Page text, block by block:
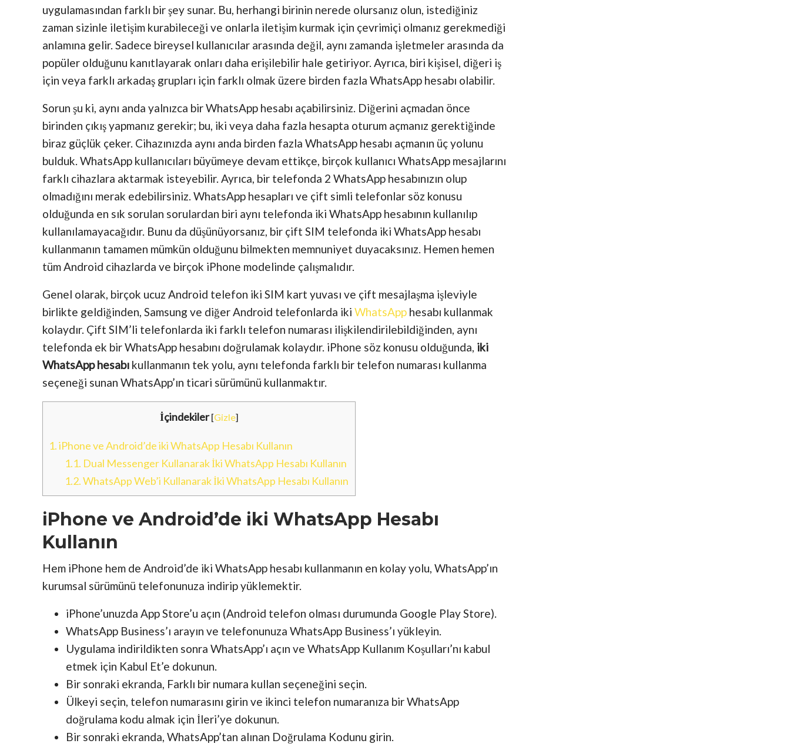
uygulamasından farklı bir şey sunar. Bu, herhangi birinin nerede olursanız olun, istediğiniz
zaman sizinle iletişim kurabileceği ve onlarla iletişim kurmak için çevrimiçi olmanız gerekmediği
anlamına gelir. Sadece bireysel kullanıcılar arasında değil, aynı zamanda işletmeler arasında da
popüler olduğunu kanıtlayarak onları daha erişilebilir hale getiriyor. Ayrıca, biri kişisel, diğeri iş
için veya farklı arkadaş grupları için farklı olmak üzere birden fazla WhatsApp hesabı olabilir.
Sorun şu ki, aynı anda yalnızca bir WhatsApp hesabı açabilirsiniz. Diğerini açmadan önce
birinden çıkış yapmanız gerekir; bu, iki veya daha fazla hesapta oturum açmanız gerektiğinde
biraz güçlük çeker. Cihazınızda aynı anda birden fazla WhatsApp hesabı açmanın üç yolunu
bulduk. WhatsApp kullanıcıları büyümeye devam ettikçe, birçok kullanıcı WhatsApp mesajlarını
farklı cihazlara aktarmak isteyebilir. Ayrıca, bir telefonda 2 WhatsApp hesabınızın olup
olmadığını merak edebilirsiniz. WhatsApp hesapları ve çift simli telefonlar söz konusu
olduğunda en sık sorulan sorulardan biri aynı telefonda iki WhatsApp hesabının kullanılıp
kullanılamayacağıdır. Bunu da düşünüyorsanız, bir çift SIM telefonda iki WhatsApp hesabı
kullanmanın tamamen mümkün olduğunu bilmekten memnuniyet duyacaksınız. Hemen hemen
tüm Android cihazlarda ve birçok iPhone modelinde çalışmalıdır.
Genel olarak, birçok ucuz Android telefon iki SIM kart yuvası ve çift mesajlaşma işleviyle
birlikte geldiğinden, Samsung ve diğer Android telefonlarda iki WhatsApp hesabı kullanmak
kolaydır. Çift SIM’li telefonlarda iki farklı telefon numarası ilişkilendirilebildiğinden, aynı
telefonda ek bir WhatsApp hesabını doğrulamak kolaydır. iPhone söz konusu olduğunda, iki
WhatsApp hesabı kullanmanın tek yolu, aynı telefonda farklı bir telefon numarası kullanma
seçeneği sunan WhatsApp’ın ticari sürümünü kullanmaktır.
İçindekiler [Gizle]
1.iPhone ve Android’de iki WhatsApp Hesabı Kullanın
1.1. Dual Messenger Kullanarak İki WhatsApp Hesabı Kullanın
1.2.WhatsApp Web’i Kullanarak İki WhatsApp Hesabı Kullanın
iPhone ve Android’de iki WhatsApp Hesabı
Kullanın
Hem iPhone hem de Android’de iki WhatsApp hesabı kullanmanın en kolay yolu, WhatsApp’ın
kurumsal sürümünü telefonunuza indirip yüklemektir.
iPhone’unuzda App Store’u açın (Android telefon olması durumunda Google Play Store).
WhatsApp Business’ı arayın ve telefonunuza WhatsApp Business’ı yükleyin.
Uygulama indirildikten sonra WhatsApp’ı açın ve WhatsApp Kullanım Koşulları’nı kabul
etmek için Kabul Et’e dokunun.
Bir sonraki ekranda, Farklı bir numara kullan seçeneğini seçin.
Ülkeyi seçin, telefon numarasını girin ve ikinci telefon numaranıza bir WhatsApp
doğrulama kodu almak için İleri’ye dokunun.
Bir sonraki ekranda, WhatsApp’tan alınan Doğrulama Kodunu girin.